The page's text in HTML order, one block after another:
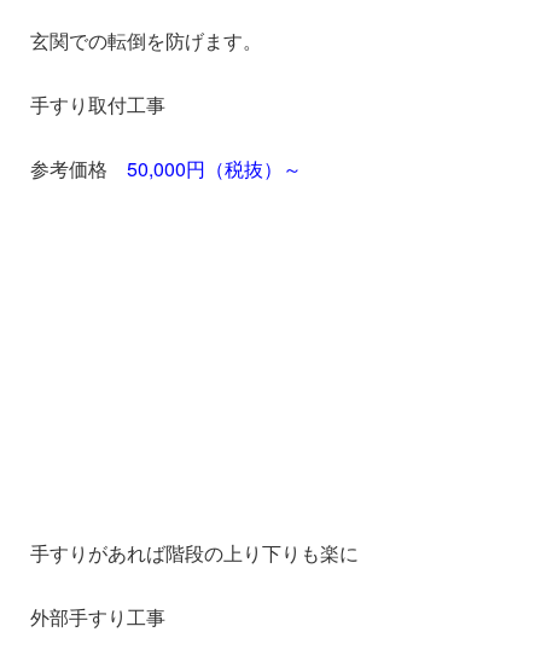
玄関での転倒を防げます。
手すり取付工事
参考価格 50,000円（税抜）～
手すりがあれば階段の上り下りも楽に
外部手すり工事